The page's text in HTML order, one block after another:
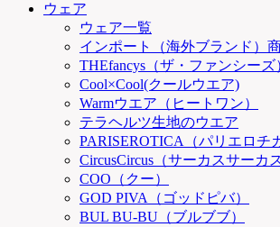
ウェア
ウェア一覧
インポート（海外ブランド）
THEfancys（ザ・ファンシーズ
Cool×Cool(クールウエア)
Warmウエア（ヒートワン）
テラヘルツ生地のウエア
PARISEROTICA（パリエロチ
CircusCircus（サーカスサーカス
COO（クー）
GOD PIVA（ゴッドピバ）
BUL BU-BU（ブルブブ）